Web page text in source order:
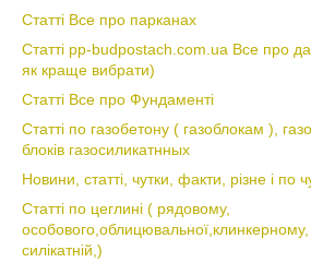
Статті Все про парканах
Статті pp-budpostach.com.ua Все про
як краще вибрати)
Статті Все про Фундаменті
Статті по газобетону ( газоблокам ),
блоків газосиликатнных
Новини, статті, чутки, факти, різне і по
Статті по цеглині ( рядовому,
силікатній,)